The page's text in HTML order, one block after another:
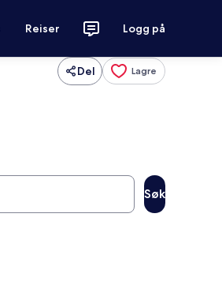
Reiser Logg på
Del Lagre
Søk